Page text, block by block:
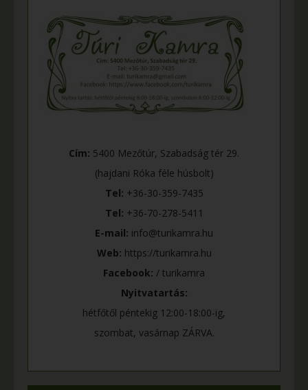
Cím: 5400 Mezőtúr, Szabadság tér 29.
(hajdani Róka féle húsbolt)
Tel: +36-30-359-7435
Tel: +36-70-278-5411
E-mail: info@turikamra.hu
Web: https://turikamra.hu
Facebook: / turikamra
Nyitvatartás:
hétfőtől péntekig 12:00-18:00-ig,
szombat, vasárnap ZÁRVA.